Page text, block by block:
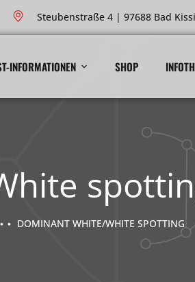
Steubenstraße 4 | 97688 Bad
INFORMATIONEN SHOP
DOMINANT WHITE/WHITE SPOTTING